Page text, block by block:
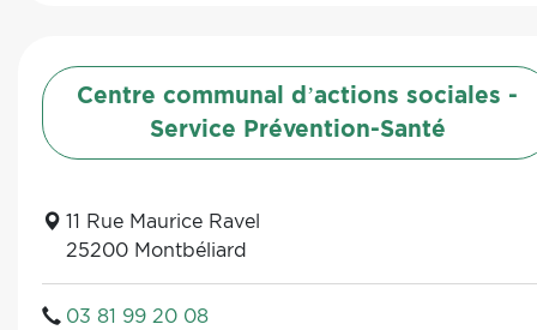
Centre communal d’actions sociales -
Service Prévention-Santé
11 Rue Maurice Ravel
25200 Montbéliard
03 81 99 20 08